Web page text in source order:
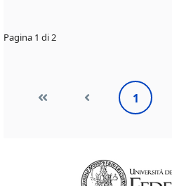
Pagina 1 di 2
1